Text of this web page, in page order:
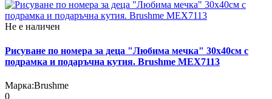
Не е наличен
Рисуване по номера за деца "Любима мечка" 30х40см с
подрамка и подаръчна кутия. Brushme MEX7113
Марка:Brushme
0